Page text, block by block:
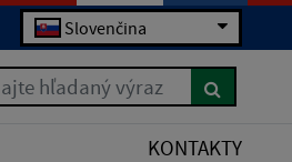
Slovenčina
hľadaný výraz
KONTAKTY